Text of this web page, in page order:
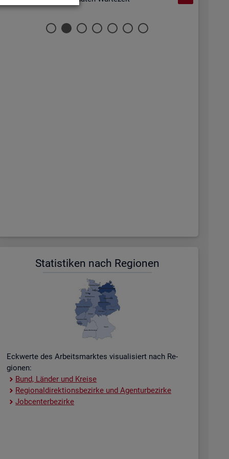
Sta­tis­ti­ken nach Re­gio­nen
Eck­wer­te des Ar­beits­mark­tes vi­sua­li­siert nach Re­
gio­nen:
Bund, Län­der und Krei­se
Re­gio­nal­di­rek­ti­ons­be­zir­ke und Agen­tur­be­zir­ke
Job­cent­er­be­zir­ke